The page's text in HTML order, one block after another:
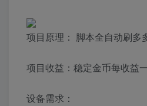
项目原理： 脚本全自动刷多
项目收益：稳定金币每收益
设备需求：